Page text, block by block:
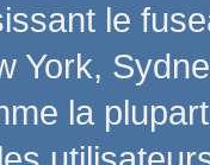
le
York,
la